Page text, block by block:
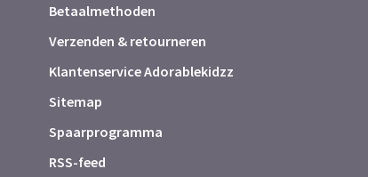
Betaalmethoden
Verzenden & retourneren
Klantenservice Adorablekidzz
Sitemap
Spaarprogramma
RSS-feed